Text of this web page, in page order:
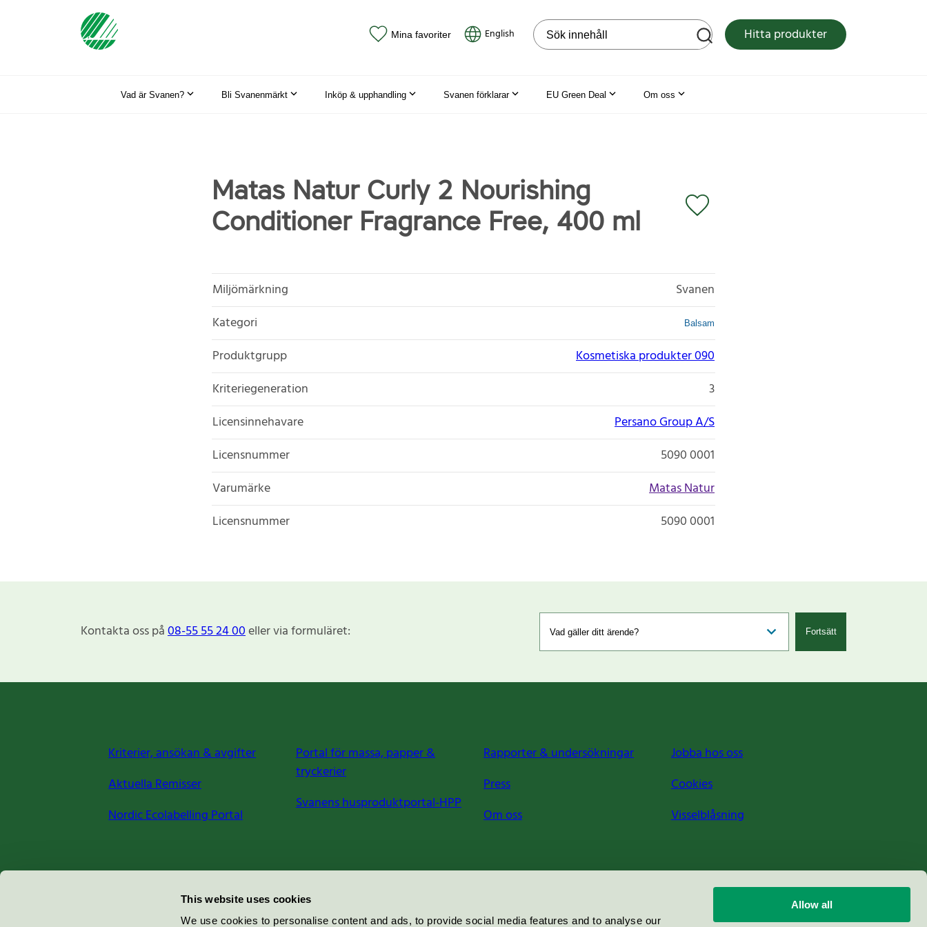
This website uses cookies
We use cookies to personalise content and ads, to provide social media features and to analyse our
Allow all
Mina favoriter English Sök på webbplatsen Hitta produkter
Vad är Svanen? Bli Svanenmärkt Inköp & upphandling Svanen förklarar EU Green Deal Om oss
Matas Natur Curly 2 Nourishing
Conditioner Fragrance Free, 400 ml
Miljömärkning
Svanen
Kategori
Balsam
Produktgrupp
Kosmetiska produkter 090
Kriteriegeneration
3
Licensinnehavare
Persano Group A/S
Licensnummer
5090 0001
Varumärke
Matas Natur
Licensnummer
5090 0001
Kontakta oss på08-55 55 24 00eller via formuläret: Fortsätt
Kriterier, ansökan & avgifter
Aktuella Remisser
Nordic Ecolabelling Portal
Portal för massa, papper &
tryckerier
Svanens husproduktportal-HPP
Rapporter & undersökningar
Press
Om oss
Jobba hos oss
Cookies
Visselblåsning
Miljömärkning Sverige AB